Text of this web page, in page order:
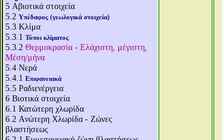
5 Αβιοτικά στοιχεία
5.2 Υπέδαφος (γεωλογικά στοιχεία)
5.3 Κλίμα
5.3.1 Τύποι κλίματος
5.3.2 Θερμοκρασία - Ελάχιστη, μέγιστη,
Μέση/μήνα
5.4 Νερά
5.4.1 Επιφανειακά
5.5 Ραδιενέργεια
6 Βιοτικά στοιχεία
6.1 Κατώτερη χλωρίδα
6.2 Aνώτερη Χλωρίδα - Ζώνες
βλαστήσεως